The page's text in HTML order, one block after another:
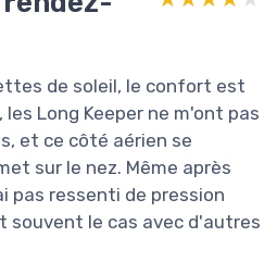
de soleil, le confort est
Long Keeper ne m'ont pas
et ce côté aérien se
sur le nez. Même après
pas ressenti de pression
souvent le cas avec d'autres